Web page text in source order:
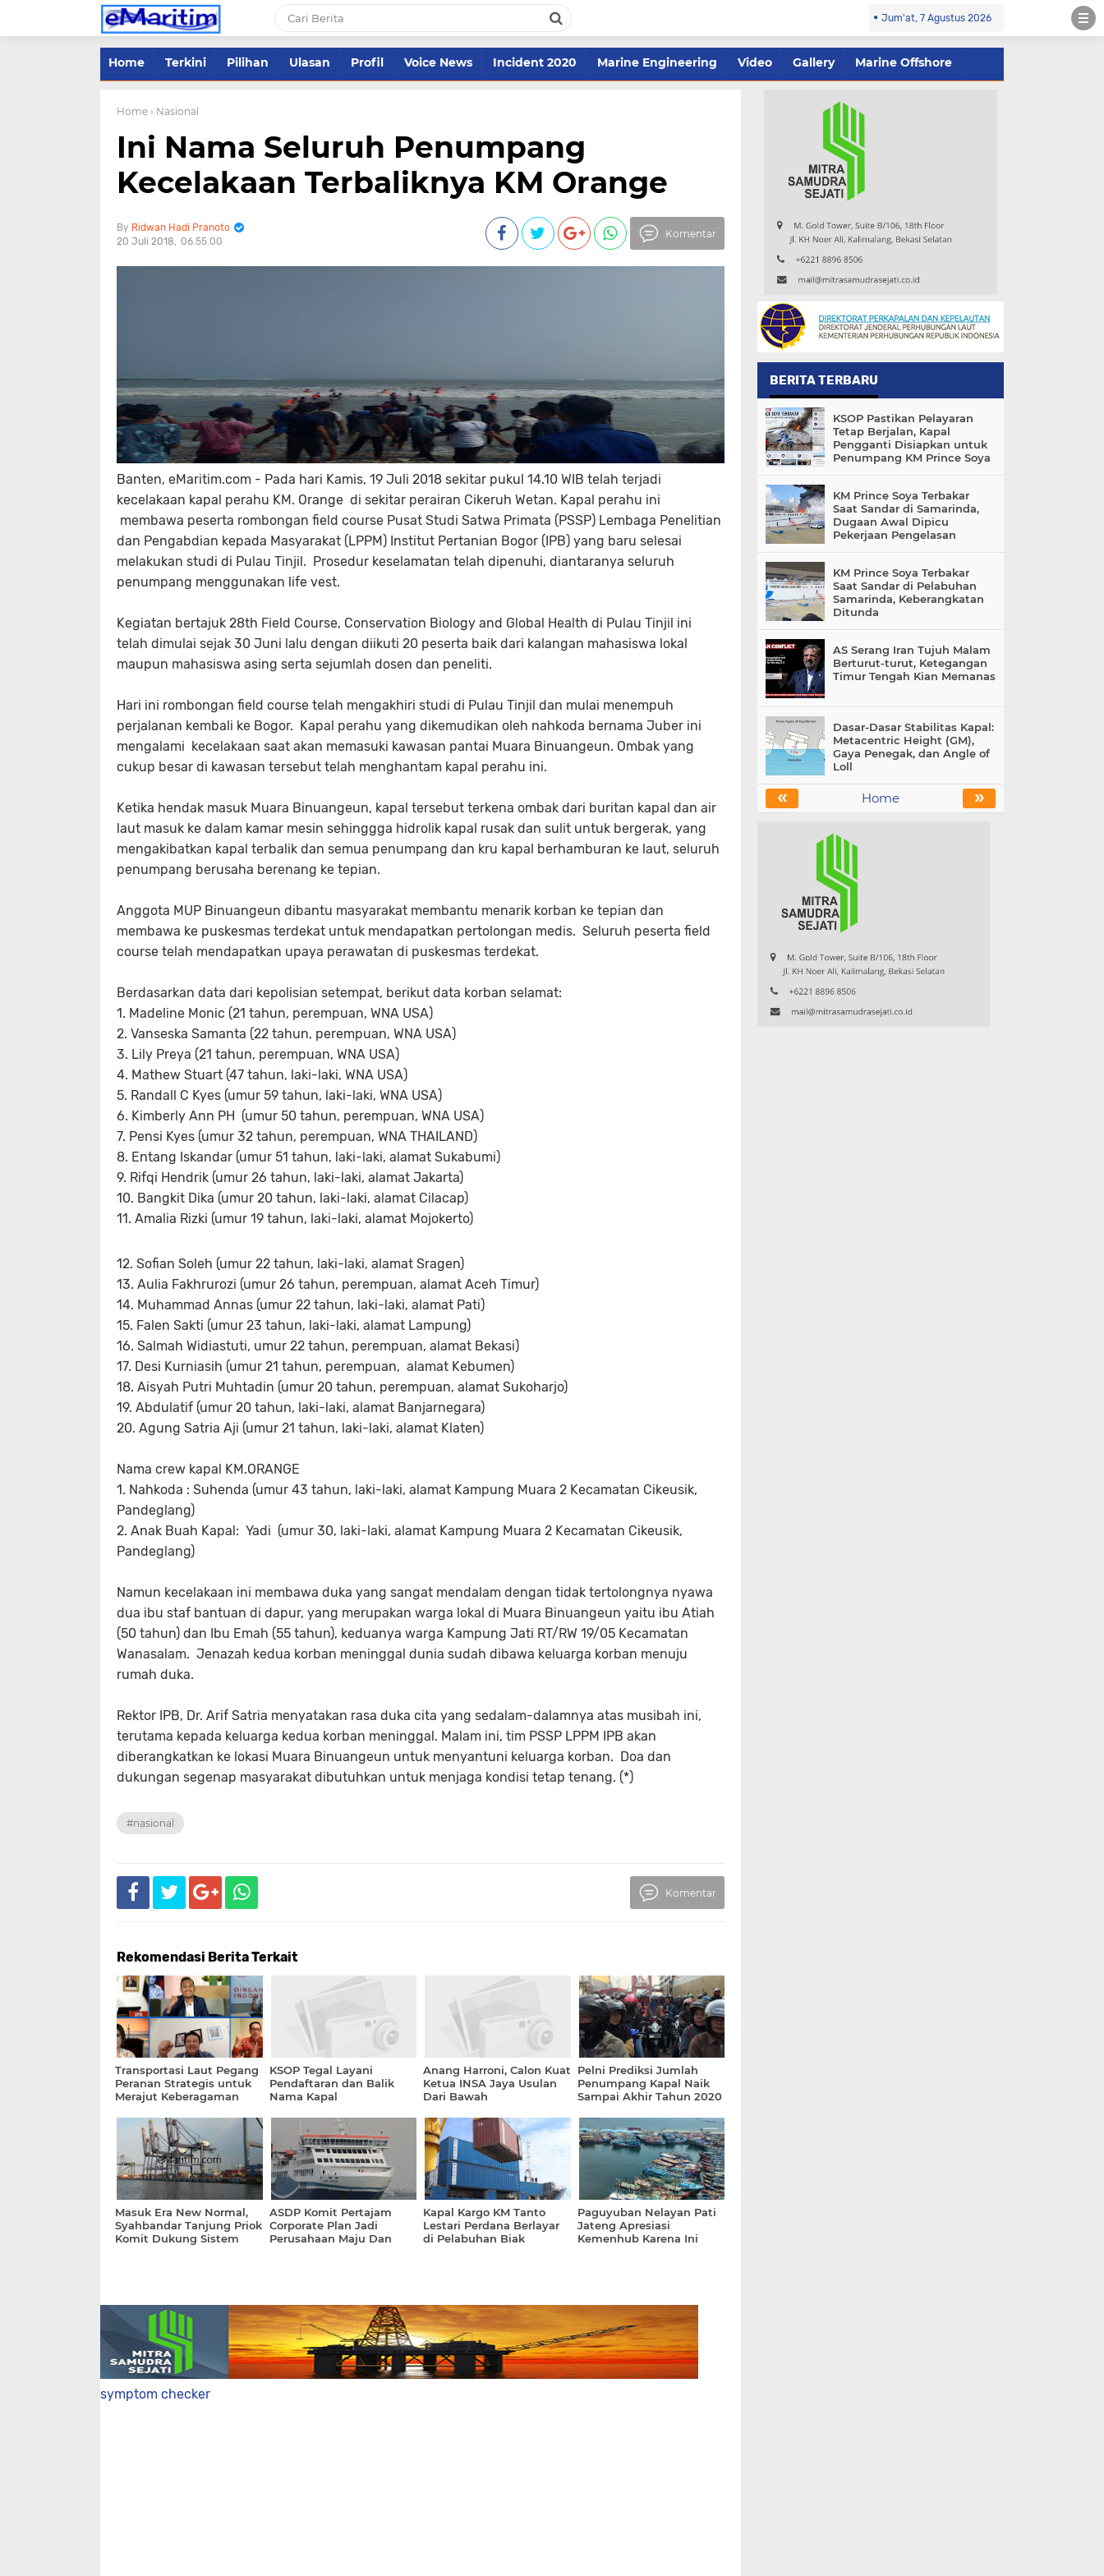
Jum'at, 7 Agustus 2026
Home Terkini Pilihan Ulasan Profil Voice News Incident 2020 Marine Engineering Video Gallery Marine Offshore
Home › Nasional
Ini Nama Seluruh Penumpang
Kecelakaan Terbaliknya KM Orange
Ridwan Hadi Pranoto
20 Juli 2018
06.55.00
Komentar
Banten, eMaritim.com - Pada hari Kamis, 19 Juli 2018 sekitar pukul 14.10 WIB telah terjadi
kecelakaan kapal perahu KM. Orange di sekitar perairan Cikeruh Wetan. Kapal perahu ini
membawa peserta rombongan field course Pusat Studi Satwa Primata (PSSP) Lembaga Penelitian
dan Pengabdian kepada Masyarakat (LPPM) Institut Pertanian Bogor (IPB) yang baru selesai
melakukan studi di Pulau Tinjil. Prosedur keselamatan telah dipenuhi, diantaranya seluruh
penumpang menggunakan life vest.
Kegiatan bertajuk 28th Field Course, Conservation Biology and Global Health di Pulau Tinjil ini
telah dimulai sejak 30 Juni lalu dengan diikuti 20 peserta baik dari kalangan mahasiswa lokal
maupun mahasiswa asing serta sejumlah dosen dan peneliti.
Hari ini rombongan field course telah mengakhiri studi di Pulau Tinjil dan mulai menempuh
perjalanan kembali ke Bogor. Kapal perahu yang dikemudikan oleh nahkoda bernama Juber ini
mengalami kecelakaan saat akan memasuki kawasan pantai Muara Binuangeun. Ombak yang
cukup besar di kawasan tersebut telah menghantam kapal perahu ini.
Ketika hendak masuk Muara Binuangeun, kapal tersebut terkena ombak dari buritan kapal dan air
laut masuk ke dalam kamar mesin sehinggga hidrolik kapal rusak dan sulit untuk bergerak, yang
mengakibatkan kapal terbalik dan semua penumpang dan kru kapal berhamburan ke laut, seluruh
penumpang berusaha berenang ke tepian.
Anggota MUP Binuangeun dibantu masyarakat membantu menarik korban ke tepian dan
membawa ke puskesmas terdekat untuk mendapatkan pertolongan medis. Seluruh peserta field
course telah mendapatkan upaya perawatan di puskesmas terdekat.
Berdasarkan data dari kepolisian setempat, berikut data korban selamat:
1. Madeline Monic (21 tahun, perempuan, WNA USA)
2. Vanseska Samanta (22 tahun, perempuan, WNA USA)
3. Lily Preya (21 tahun, perempuan, WNA USA)
4. Mathew Stuart (47 tahun, laki-laki, WNA USA)
5. Randall C Kyes (umur 59 tahun, laki-laki, WNA USA)
6. Kimberly Ann PH (umur 50 tahun, perempuan, WNA USA)
7. Pensi Kyes (umur 32 tahun, perempuan, WNA THAILAND)
8. Entang Iskandar (umur 51 tahun, laki-laki, alamat Sukabumi)
9. Rifqi Hendrik (umur 26 tahun, laki-laki, alamat Jakarta)
10. Bangkit Dika (umur 20 tahun, laki-laki, alamat Cilacap)
11. Amalia Rizki (umur 19 tahun, laki-laki, alamat Mojokerto)
12. Sofian Soleh (umur 22 tahun, laki-laki, alamat Sragen)
13. Aulia Fakhrurozi (umur 26 tahun, perempuan, alamat Aceh Timur)
14. Muhammad Annas (umur 22 tahun, laki-laki, alamat Pati)
15. Falen Sakti (umur 23 tahun, laki-laki, alamat Lampung)
16. Salmah Widiastuti, umur 22 tahun, perempuan, alamat Bekasi)
17. Desi Kurniasih (umur 21 tahun, perempuan, alamat Kebumen)
18. Aisyah Putri Muhtadin (umur 20 tahun, perempuan, alamat Sukoharjo)
19. Abdulatif (umur 20 tahun, laki-laki, alamat Banjarnegara)
20. Agung Satria Aji (umur 21 tahun, laki-laki, alamat Klaten)
Nama crew kapal KM.ORANGE
1. Nahkoda : Suhenda (umur 43 tahun, laki-laki, alamat Kampung Muara 2 Kecamatan Cikeusik,
Pandeglang)
2. Anak Buah Kapal: Yadi (umur 30, laki-laki, alamat Kampung Muara 2 Kecamatan Cikeusik,
Pandeglang)
Namun kecelakaan ini membawa duka yang sangat mendalam dengan tidak tertolongnya nyawa
dua ibu staf bantuan di dapur, yang merupakan warga lokal di Muara Binuangeun yaitu ibu Atiah
(50 tahun) dan Ibu Emah (55 tahun), keduanya warga Kampung Jati RT/RW 19/05 Kecamatan
Wanasalam. Jenazah kedua korban meninggal dunia sudah dibawa keluarga korban menuju
rumah duka.
Rektor IPB, Dr. Arif Satria menyatakan rasa duka cita yang sedalam-dalamnya atas musibah ini,
terutama kepada keluarga kedua korban meninggal. Malam ini, tim PSSP LPPM IPB akan
diberangkatkan ke lokasi Muara Binuangeun untuk menyantuni keluarga korban. Doa dan
dukungan segenap masyarakat dibutuhkan untuk menjaga kondisi tetap tenang. (*)
#nasional
Komentar
Rekomendasi Berita Terkait
Transportasi Laut Pegang
Peranan Strategis untuk
Merajut Keberagaman
Pertumbuhan Ekonomi
KSOP Tegal Layani
Pendaftaran dan Balik
Nama Kapal
Anang Harroni, Calon Kuat
Ketua INSA Jaya Usulan
Dari Bawah
Pelni Prediksi Jumlah
Penumpang Kapal Naik
Sampai Akhir Tahun 2020
Masuk Era New Normal,
Syahbandar Tanjung Priok
Komit Dukung Sistem
ASDP Komit Pertajam
Corporate Plan Jadi
Perusahaan Maju Dan
Kapal Kargo KM Tanto
Lestari Perdana Berlayar
di Pelabuhan Biak
Paguyuban Nelayan Pati
Jateng Apresiasi
Kemenhub Karena Ini
symptom checker
BERITA TERBARU
KSOP Pastikan Pelayaran
Tetap Berjalan, Kapal
Pengganti Disiapkan untuk
Penumpang KM Prince Soya
KM Prince Soya Terbakar
Saat Sandar di Samarinda,
Dugaan Awal Dipicu
Pekerjaan Pengelasan
KM Prince Soya Terbakar
Saat Sandar di Pelabuhan
Samarinda, Keberangkatan
Ditunda
AS Serang Iran Tujuh Malam
Berturut-turut, Ketegangan
Timur Tengah Kian Memanas
Dasar-Dasar Stabilitas Kapal:
Metacentric Height (GM),
Gaya Penegak, dan Angle of
Loll
« »
Home